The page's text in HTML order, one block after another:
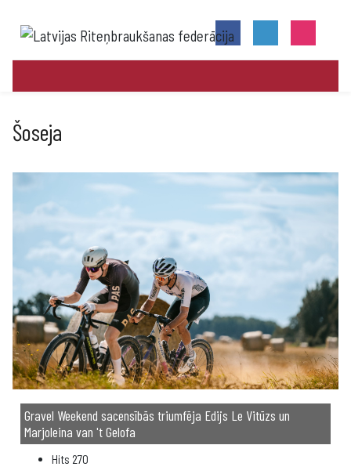
Šoseja
Gravel Weekend sacensībās triumfēja Edijs Le Vitūzs un
Marjoleina van 't Gelofa
Hits 270